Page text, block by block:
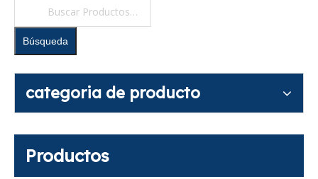
Búsqueda
categoria de producto
Productos